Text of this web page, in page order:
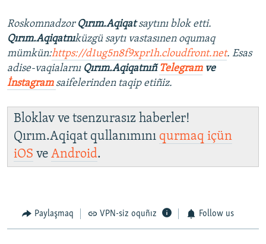
Roskomnadzor Qırım.Aqiqatsaytını blok etti.
Qırım.Aqiqatnıküzgü saytı vastasınen oqumaq
mümkün:https://d1ug5n8f9xpr1h.cloudfront.net. Esas
adise-vaqialarnı Qırım.Aqiqatnıñ Telegramve
İnstagram saifelerinden taqip etiñiz.
Bloklav ve tsenzurasız haberler!
Qırım.Aqiqat qullanımını qurmaq içün
iOS ve Android.
Paylaşmaq VPN-siz oquñız Follow us